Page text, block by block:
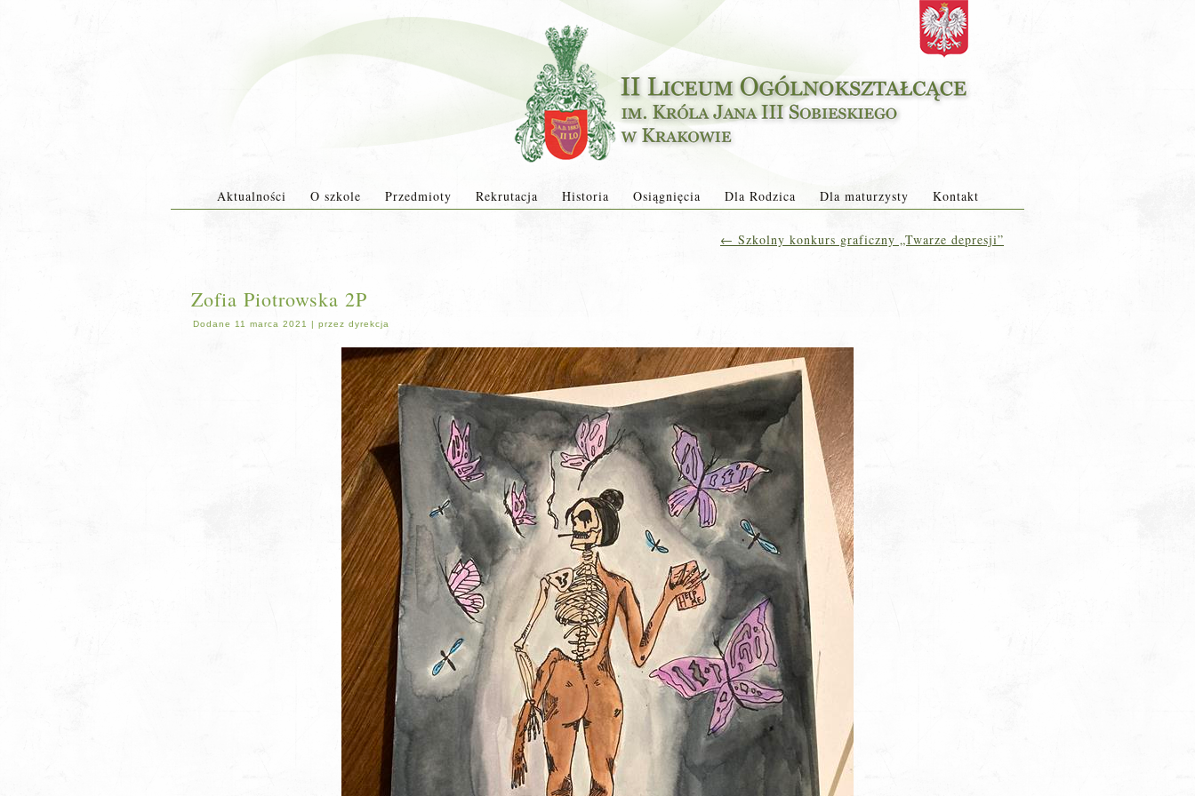
Aktualności O szkole Przedmioty Rekrutacja Historia Osiągnięcia Dla Rodzica Dla maturzysty Kontakt
← Szkolny konkurs graficzny „Twarze depresji”
Zofia Piotrowska 2P
Dodane 11 marca 2021 | przez dyrekcja